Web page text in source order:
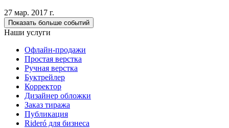
27 мар. 2017 г.
Показать больше событий
Наши услуги
Офлайн-продажи
Простая верстка
Ручная верстка
Буктрейлер
Корректор
Дизайнер обложки
Заказ тиража
Публикация
Rideró для бизнеса